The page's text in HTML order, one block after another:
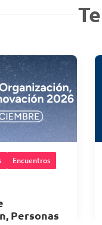
Encuentros
Personas